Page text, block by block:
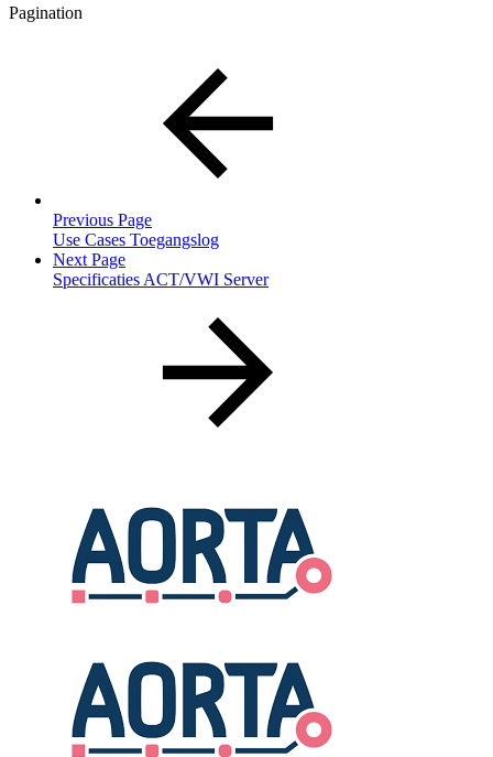
Pagination
Previous Page
Use Cases Toegangslog
Next Page
Specificaties ACT/VWI Server